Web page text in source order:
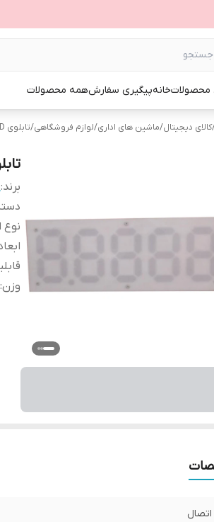
محصولاتخانهپیگیری سفارشهمه محصولات
کالای دیجیتال/ماشین های اداری/لوازم فروشگاهی/تابلوی LED
برند:
نوع
وزن: